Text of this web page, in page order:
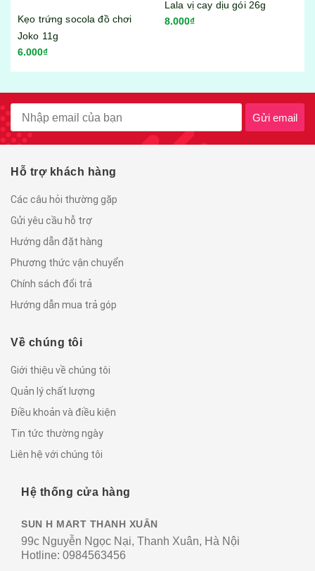
8.000₫
Bánh tráng trộn Miss Bánh
Gửi email
Hỗ trợ khách hàng
Các câu hỏi thường gặp
Gửi yêu cầu hỗ trợ
Hướng dẫn đặt hàng
Phương thức vận chuyển
Chính sách đổi trả
Hướng dẫn mua trả góp
Về chúng tôi
Giới thiệu về chúng tôi
Quản lý chất lượng
Điều khoản và điều kiện
Tin tức thường ngày
Liên hệ với chúng tôi
Hệ thống cửa hàng
SUN H MART THANH XUÂN
99c Nguyễn Ngọc Nại, Thanh Xuân, Hà Nội
Hotline: 0984563456